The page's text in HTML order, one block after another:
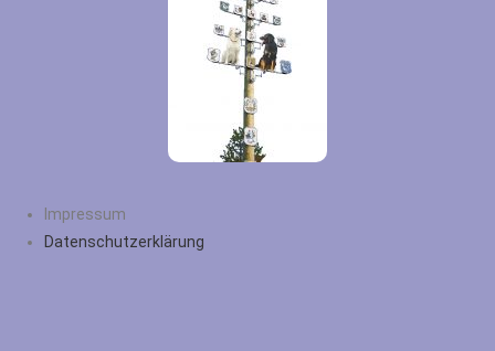
Impressum
Datenschutzerklärung